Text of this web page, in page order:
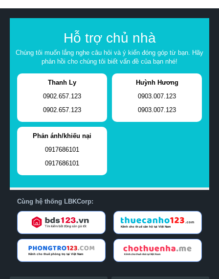
Hỗ trợ chủ nhà
Chúng tôi muốn lắng nghe câu hỏi và ý kiến đóng góp từ bạn. Hãy
phản hồi cho chúng tôi biết vấn đề của bạn nhé!
Thanh Ly
0902.657.123
0902.657.123
Huỳnh Hương
0903.007.123
0903.007.123
Phản ánh/khiếu nại
0917686101
0917686101
Cùng hệ thống LBKCorp: